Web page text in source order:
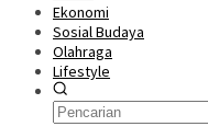
Ekonomi
Sosial Budaya
Olahraga
Lifestyle